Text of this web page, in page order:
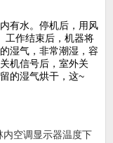
有水。停机后，用风
工作结束后，机器将
湿气，非常潮湿，容
机信号后，室外关
的湿气烘干，这~
空调显示器温度下